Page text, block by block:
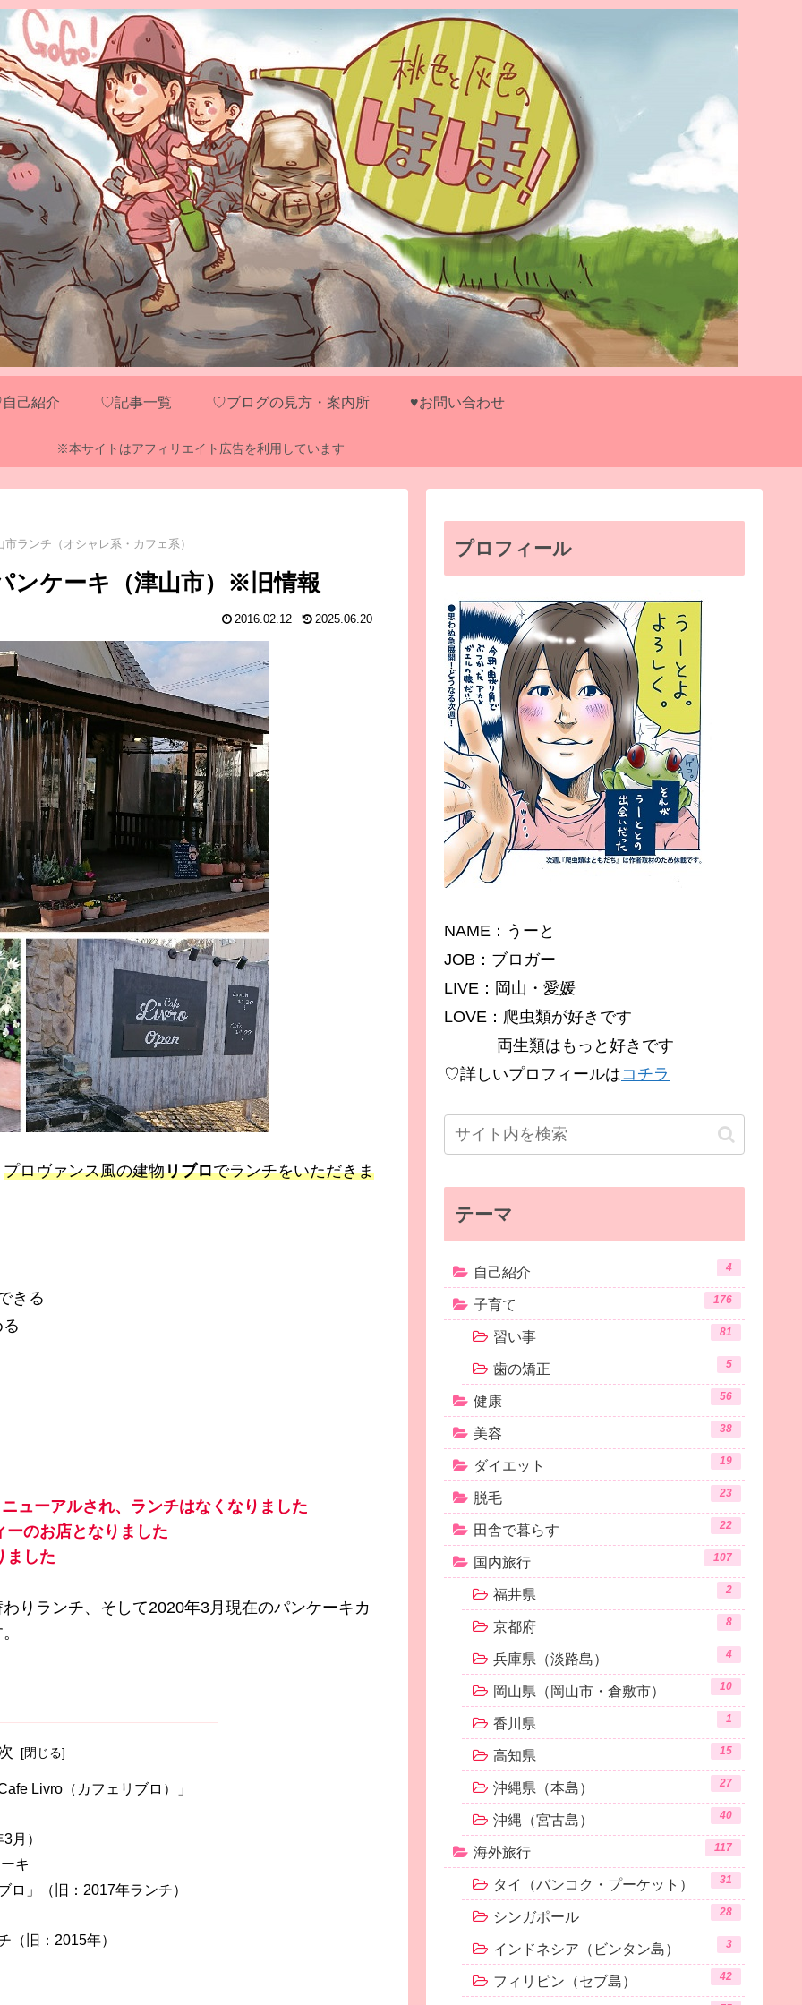
己紹介 ♡記事一覧 ♡ブログの見方・案内所 ♥お問い合わせ
※本サイトはアフィリエイト広告を利用しています
市ランチ（オシャレ系・カフェ系）
ンケーキ（津山市）※旧情報
2016.02.12 2025.06.20
プロヴァンス風の建物リブロでランチをいただきま
きる
ューアルされ、ランチはなくなりました
のお店となりました
ました
りランチ、そして2020年3月現在のパンケーキカ
Livro（カフェリブロ）」
月）
キ
ロ」（旧：2017年ランチ）
（旧：2015年）
プロフィール
NAME：うーと
JOB：ブロガー
LIVE：岡山・愛媛
LOVE：爬虫類が好きです
両生類はもっと好きです
♡詳しいプロフィールはコチラ
テーマ
自己紹介 4
子育て 176
習い事 81
歯の矯正 5
健康 56
美容 38
ダイエット 19
脱毛 23
田舎で暮らす 22
国内旅行 107
福井県 2
京都府 8
兵庫県（淡路島） 4
岡山県（岡山市・倉敷市） 10
香川県 1
高知県 15
沖縄県（本島） 27
沖縄（宮古島） 40
海外旅行 117
タイ（バンコク・プーケット） 31
シンガポール 28
インドネシア（ビンタン島） 3
フィリピン（セブ島） 42